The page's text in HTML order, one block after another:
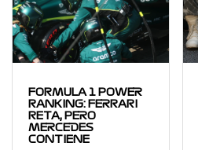
FORMULA 1 POWER
RANKING: FERRARI
RETA, PERO
MERCEDES
CONTIENE